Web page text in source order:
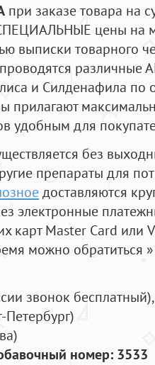
при заказе товара на
цены на
выписки товарного
и Силденафила по
удобным для
без
препараты для
доставляются
электронные
карт Master Card или
можно обратиться
звонок бесплатный),
Петербург)
номер: 3533